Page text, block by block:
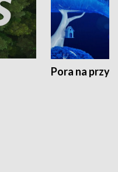
Pora na